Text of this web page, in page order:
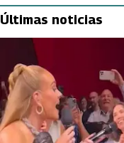
Últimas noticias